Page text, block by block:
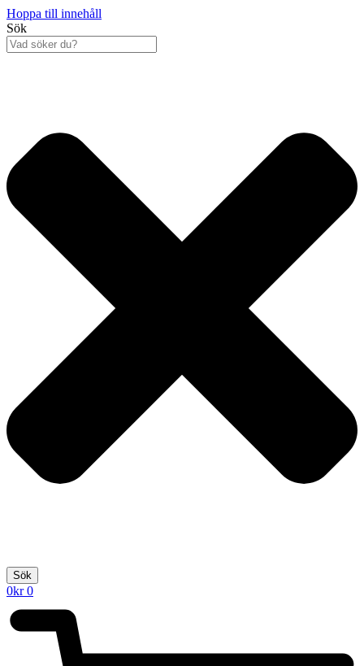
Hoppa till innehåll
Sök
Sök
0kr 0